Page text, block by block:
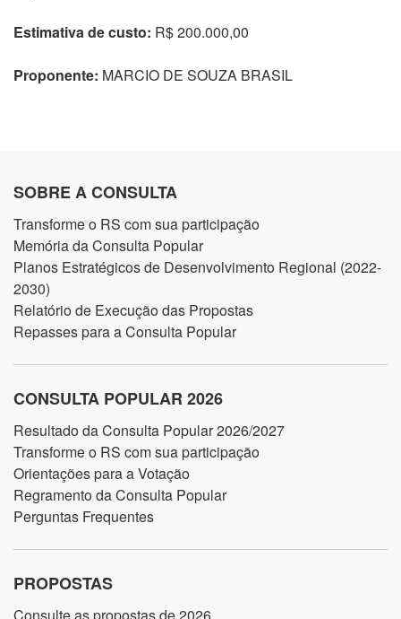
Estimativa de custo: R$ 200.000,00
Proponente: MARCIO DE SOUZA BRASIL
SOBRE A CONSULTA
Transforme o RS com sua participação
Memória da Consulta Popular
Planos Estratégicos de Desenvolvimento Regional (2022-
2030)
Relatório de Execução das Propostas
Repasses para a Consulta Popular
CONSULTA POPULAR 2026
Resultado da Consulta Popular 2026/2027
Transforme o RS com sua participação
Orientações para a Votação
Regramento da Consulta Popular
Perguntas Frequentes
PROPOSTAS